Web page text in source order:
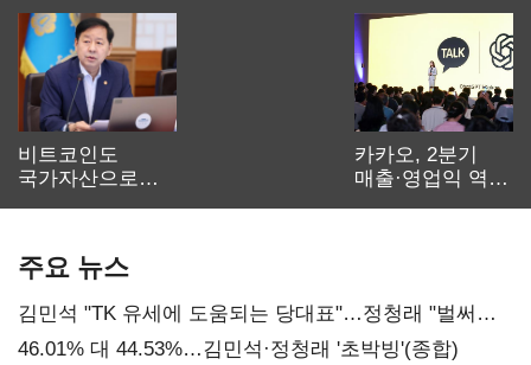
비트코인도
국가자산으로…'
카카오, 2분기
매출·영업익 역대
주요 뉴스
김민석 "TK 유세에 도움되는 당대표"…정청래 "벌써
대표된 양 당직 배분"
46.01% 대 44.53%…김민석·정청래 '초박빙'(종합)